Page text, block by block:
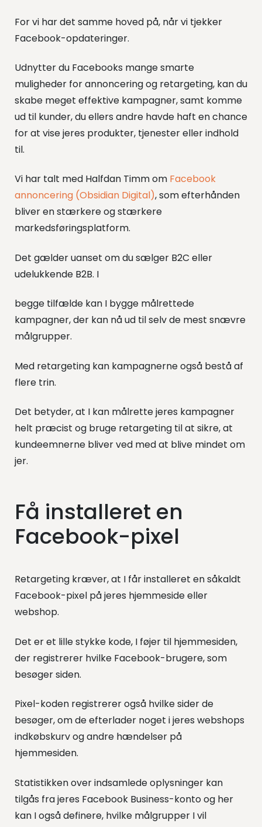
For vi har det samme hoved på, når vi tjekker
Facebook-opdateringer.
Udnytter du Facebooks mange smarte
muligheder for annoncering og retargeting, kan du
skabe meget effektive kampagner, samt komme
ud til kunder, du ellers andre havde haft en chance
for at vise jeres produkter, tjenester eller indhold
til.
Vi har talt med Halfdan Timm om Facebook
annoncering (Obsidian Digital), som efterhånden
bliver en stærkere og stærkere
markedsføringsplatform.
Det gælder uanset om du sælger B2C eller
udelukkende B2B. I
begge tilfælde kan I bygge målrettede
kampagner, der kan nå ud til selv de mest snævre
målgrupper.
Med retargeting kan kampagnerne også bestå af
flere trin.
Det betyder, at I kan målrette jeres kampagner
helt præcist og bruge retargeting til at sikre, at
kundeemnerne bliver ved med at blive mindet om
jer.
Få installeret en
Facebook-pixel
Retargeting kræver, at I får installeret en såkaldt
Facebook-pixel på jeres hjemmeside eller
webshop.
Det er et lille stykke kode, I føjer til hjemmesiden,
der registrerer hvilke Facebook-brugere, som
besøger siden.
Pixel-koden registrerer også hvilke sider de
besøger, om de efterlader noget i jeres webshops
indkøbskurv og andre hændelser på
hjemmesiden.
Statistikken over indsamlede oplysninger kan
tilgås fra jeres Facebook Business-konto og her
kan I også definere, hvilke målgrupper I vil